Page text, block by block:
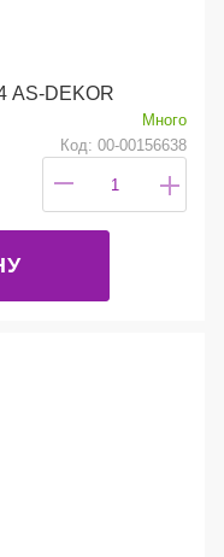
AS-DEKOR
Много
Код: 00-00156638